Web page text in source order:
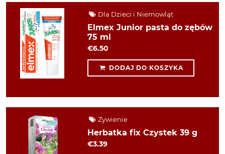
Dla Dzieci i Niemowląt
Elmex Junior pasta do zębów
75 ml
€6.50
DODAJ DO KOSZYKA
Żywienie
Herbatka fix Czystek 39 g
€3.39